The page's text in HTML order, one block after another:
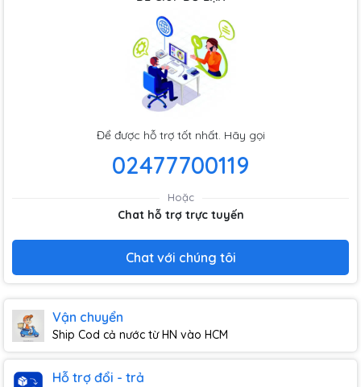
Để được hỗ trợ tốt nhất. Hãy gọi
02477700119
Hoặc
Chat hỗ trợ trực tuyến
Chat với chúng tôi
Vận chuyển
Ship Cod cả nước từ HN vào HCM
Hỗ trợ đổi - trả